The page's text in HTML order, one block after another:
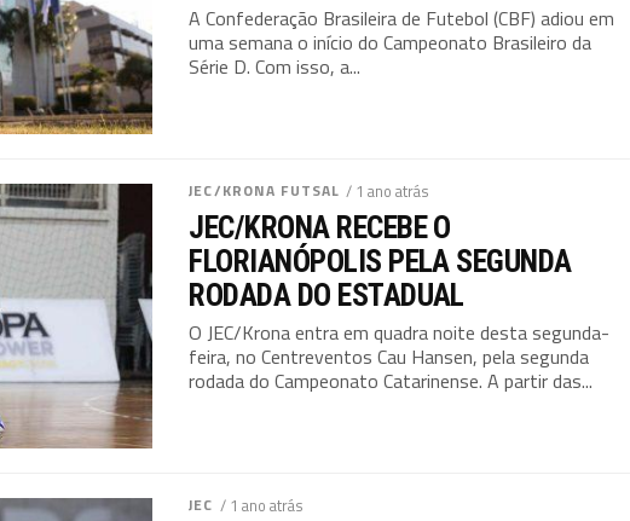
A Confederação Brasileira de Futebol (CBF) adiou em
uma semana o início do Campeonato Brasileiro da
Série D. Com isso, a...
JEC/KRONA FUTSAL / 1 ano atrás
JEC/KRONA RECEBE O
FLORIANÓPOLIS PELA SEGUNDA
RODADA DO ESTADUAL
O JEC/Krona entra em quadra noite desta segunda-
feira, no Centreventos Cau Hansen, pela segunda
rodada do Campeonato Catarinense. A partir das...
JEC / 1 ano atrás